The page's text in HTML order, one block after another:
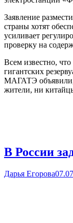
Заявление
страны хотят
усиливает
проверку на
Всем известно,
гигантских
МАГАТЭ объявили,
жители, ни
В России
Дарья Егорова